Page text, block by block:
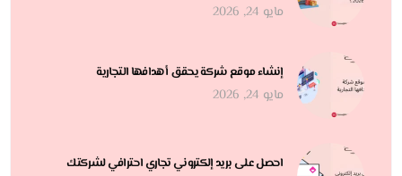
مايو 24, 2026
إنشاء موقع شركة يحقق أهدافها التجارية
مايو 24, 2026
احصل على بريد إلكتروني تجاري احترافي لشركتك